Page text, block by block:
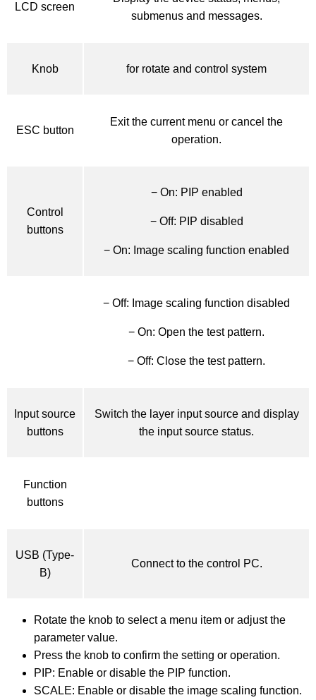
LCD screen
submenus and messages.
Knob for rotate and control system
ESC button
Exit the current menu or cancel the
operation.
Control
buttons
− On: PIP enabled
− Off: PIP disabled
− On: Image scaling function enabled
− Off: Image scaling function disabled
− On: Open the test pattern.
− Off: Close the test pattern.
Input source
buttons
Switch the layer input source and display
the input source status.
Function
buttons
USB (Type-
B)
Connect to the control PC.
Rotate the knob to select a menu item or adjust the
parameter value.
Press the knob to confirm the setting or operation.
PIP: Enable or disable the PIP function.
SCALE: Enable or disable the image scaling function.